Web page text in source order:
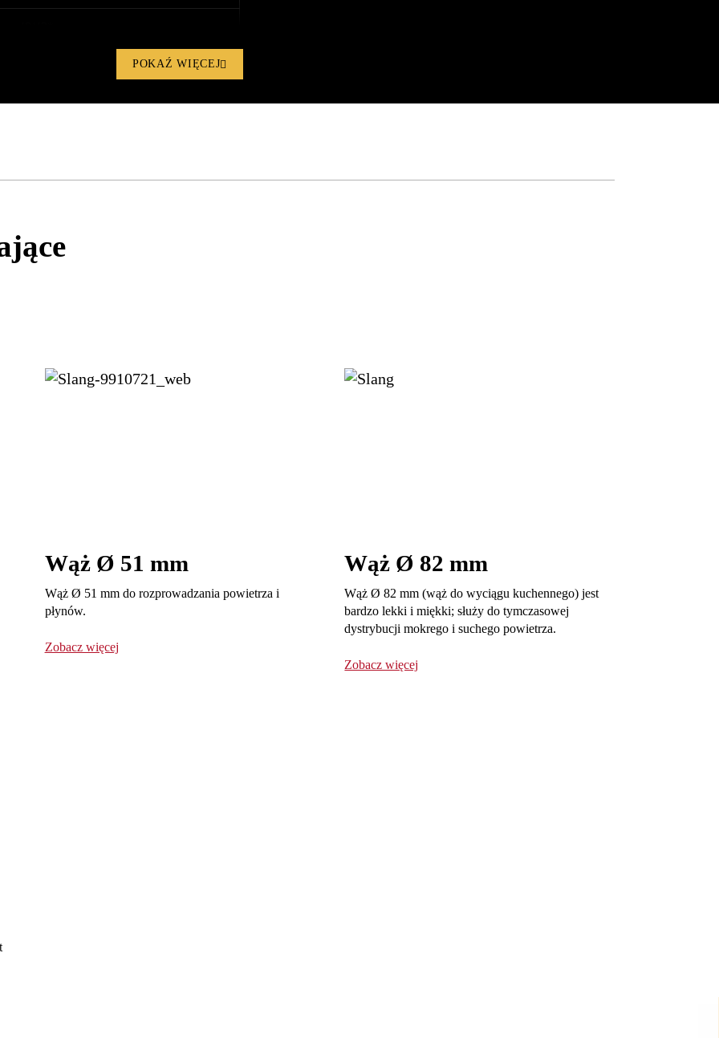
600 W
POKAŹ WIĘCEJ
Wąż Ø 51 mm
Wąż Ø 51 mm do rozprowadzania powietrza i
płynów.
Zobacz więcej
Wąż Ø 82 mm
Wąż Ø 82 mm (wąż do wyciągu kuchennego) jest
bardzo lekki i miękki; służy do tymczasowej
dystrybucji mokrego i suchego powietrza.
Zobacz więcej